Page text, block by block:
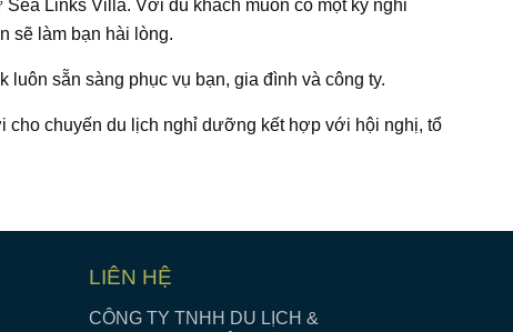
Links Villa. Với du khách muốn có một kỳ nghỉ
sẽ làm bạn hài lòng.
sẵn sàng phục vụ bạn, gia đình và công ty.
cho chuyến du lịch nghỉ dưỡng kết hợp với hội nghị, tổ
LIÊN HỆ
CÔNG TY TNHH DU LỊCH &